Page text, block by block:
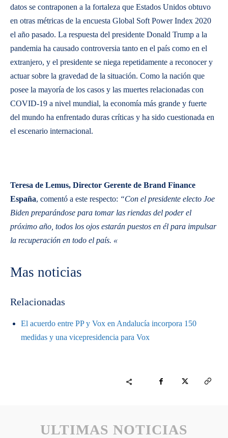
datos se contraponen a la fortaleza que Estados Unidos obtuvo
en otras métricas de la encuesta Global Soft Power Index 2020
el año pasado. La respuesta del presidente Donald Trump a la
pandemia ha causado controversia tanto en el país como en el
extranjero, y el presidente se niega repetidamente a reconocer y
actuar sobre la gravedad de la situación. Como la nación que
posee la mayoría de los casos y las muertes relacionadas con
COVID-19 a nivel mundial, la economía más grande y fuerte
del mundo ha enfrentado duras críticas y ha sido cuestionada en
el escenario internacional.
Teresa de Lemus, Director Gerente de Brand Finance
España, comentó a este respecto: “Con el presidente electo Joe
Biden preparándose para tomar las riendas del poder el
próximo año, todos los ojos estarán puestos en él para impulsar
la recuperación en todo el país. «
Mas noticias
Relacionadas
El acuerdo entre PP y Vox en Andalucía incorpora 150
medidas y una vicepresidencia para Vox
ULTIMAS NOTICIAS